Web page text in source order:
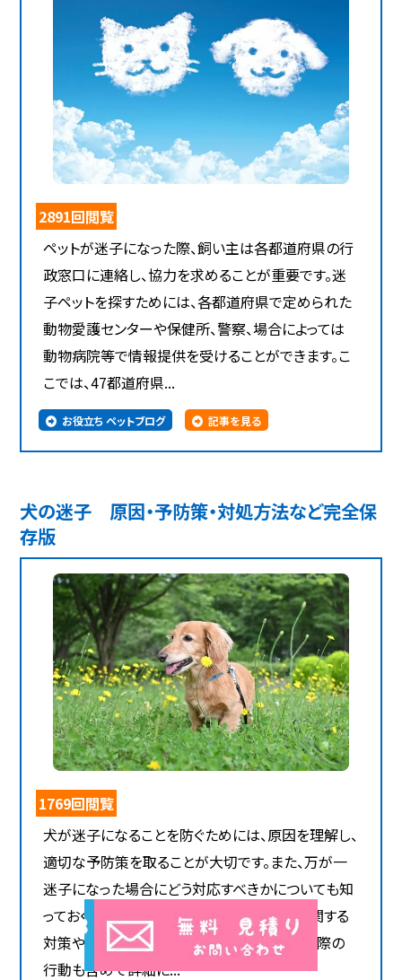
2891回閲覧
ペットが迷子になった際、飼い主は各都道府県の行
政窓口に連絡し、協力を求めることが重要です。迷
子ペットを探すためには、各都道府県で定められた
動物愛護センターや保健所、警察、場合によっては
動物病院等で情報提供を受けることができます。こ
こでは、47都道府県...
お役立ち ペットブログ 記事を見る
犬の迷子 原因・予防策・対処方法など完全保
存版
1769回閲覧
犬が迷子になることを防ぐためには、原因を理解し、
適切な予防策を取ることが大切です。また、万が一
迷子になった場合にどう対応すべきかについても知
っておくことが重要です。以下に、犬の迷子に関する
対策や注意点を年齢別に、迷子犬を発見した際の
行動も含めて詳細に...